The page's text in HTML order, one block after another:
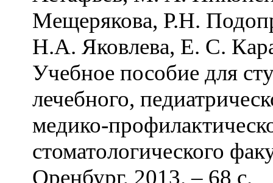
Мещерякова, Р.Н.
Н.А. Яковлева, Е. С.
Учебное пособие для
лечебного,
медико-
стоматологического
Оренбург, 2013. – 68 с.